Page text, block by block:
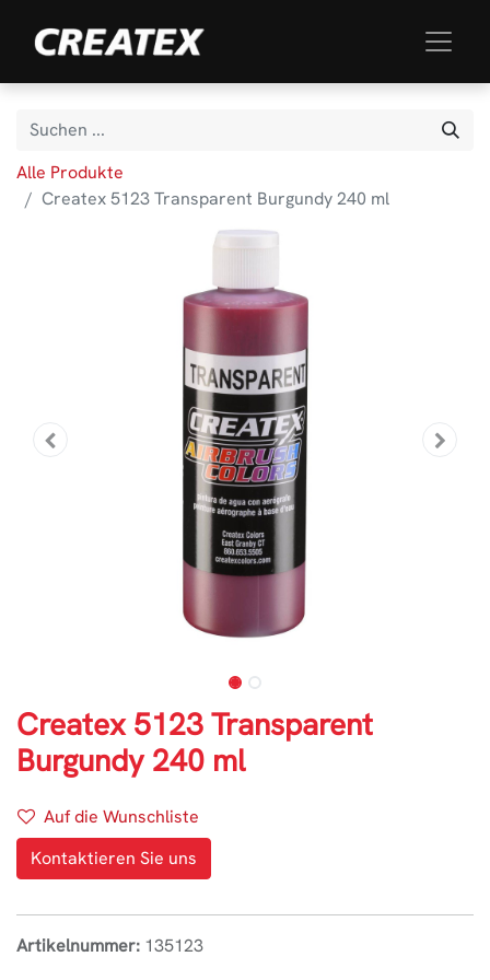
Alle Produkte
Createx 5123 Transparent Burgundy 240 ml
Createx 5123 Transparent
Burgundy 240 ml
Auf die Wunschliste
Kontaktieren Sie uns
Artikelnummer: 135123